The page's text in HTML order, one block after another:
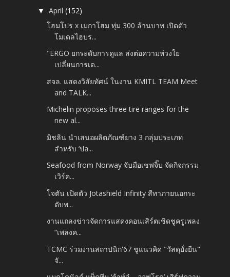
▼April(152)
โฮมโปร x เมกาโฮม ทุ่ม 300 ล้านบาท เปิดตัว
โมเดลไฮบร...
"ERGO ยกระดับการดูแล ส่งต่อความห่วงใย
เปลี่ยนการเด...
สจล. แสดงวิสัยทัศน์ ในงาน KMITL TEAM Meet
and TALK...
Michelin proposes three tire ranges for the
new al...
มิชลิน นำเสนอผลิตภัณฑ์ยาง 3 กลุ่มประเภท
สำหรับ ‘ปอ...
Seafood from Norway จับมือเชฟจิ๊บ จัดกิจกรรม
เวิร์ค...
โจตัน เปิดตัว Jotashield Infinity สีทาภายนอกระ
ดับพ...
งานแถลงข่าวจัดการแสดงคอนเสิร์ตเชิดชูครูเพลง
“เพลงค...
TCMC ร่วมงานสถาปนิก'67 ชูแนวคิด "วัสดุยั่งยืน"
จั...